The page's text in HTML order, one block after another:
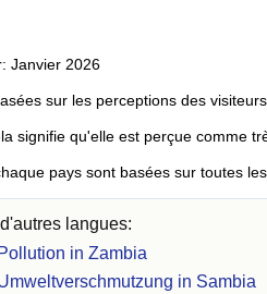
Janvier 2026
sur les perceptions des
signifie qu'elle est perçue comme
pays sont basées sur toutes
langues:
Pollution in Zambia
in Sambia